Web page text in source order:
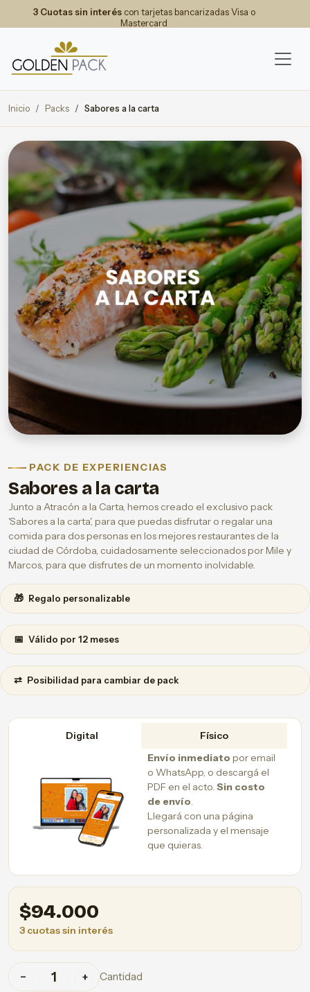
3 Cuotas sin interéscon tarjetas bancarizadas Visa o
Mastercard
Inicio Packs Sabores a la carta
PACK DE EXPERIENCIAS
Sabores a la carta
Junto a Atracón a la Carta, hemos creado el exclusivo pack
'Sabores a la carta', para que puedas disfrutar o regalar una
comida para dos personas en los mejores restaurantes de la
ciudad de Córdoba, cuidadosamente seleccionados por Mile y
Marcos, para que disfrutes de un momento inolvidable.
🎁 Regalo personalizable
📅 Válido por 12 meses
⇄ Posibilidad para cambiar de pack
Digital
Físico
Envío inmediato por email
o WhatsApp, o descargá el
PDF en el acto. Sin costo
de envío.
Llegará con una página
personalizada y el mensaje
que quieras.
$94.000
3 cuotas sin interés
− + Cantidad